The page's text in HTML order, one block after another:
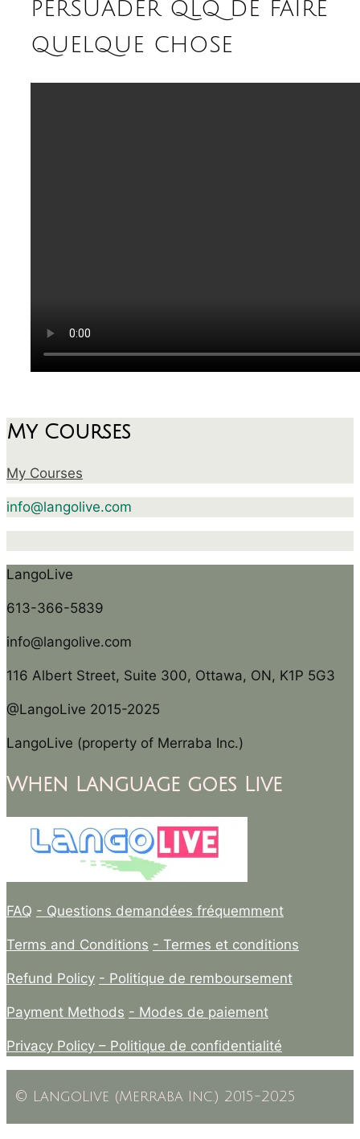
persuader qlq de faire
quelque chose
My Courses
My Courses
info@langolive.com
LangoLive
613-366-5839
info@langolive.com
116 Albert Street, Suite 300, Ottawa, ON, K1P 5G3
@LangoLive 2015-2025
LangoLive (property of Merraba Inc.)
When Language goes Live
FAQ - Questions demandées fréquemment
Terms and Conditions - Termes et conditions
Refund Policy - Politique de remboursement
Payment Methods - Modes de paiement
Privacy Policy – Politique de confidentialité
© LangoLive (Merraba Inc.) 2015-2025